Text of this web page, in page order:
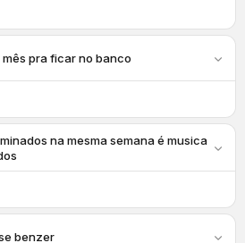
mês pra ficar no banco
na mesma semana é musica
benzer